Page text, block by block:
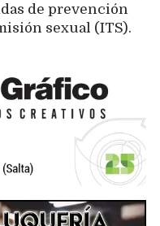
de prevención
sexual (ITS).